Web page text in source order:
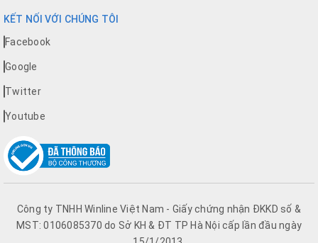
KẾT NỐI VỚI CHÚNG TÔI
Facebook
Google
Twitter
Youtube
Công ty TNHH Winline Việt Nam - Giấy chứng nhận ĐKKD số &
MST: 0106085370 do Sở KH & ĐT TP Hà Nội cấp lần đầu ngày